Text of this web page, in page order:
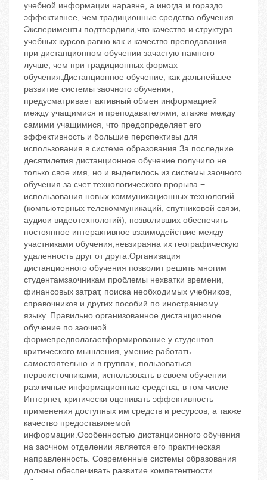
учебной информации наравне, а иногда и гораздо
эффективнее, чем традиционные средства обучения.
Эксперименты подтвердили,что качество и структура
учебных курсов равно как и качество преподавания
при дистанционном обучении зачастую намного
лучше, чем при традиционных формах
обучения.Дистанционное обучение, как дальнейшее
развитие системы заочного обучения,
предусматривает активный обмен информацией
между учащимися и преподавателями, атакже между
самими учащимися, что предопределяет его
эффективность и большие перспективы для
использования в системе образования.За последние
десятилетия дистанционное обучение получило не
только свое имя, но и выделилось из системы заочного
обучения за счет технологического прорыва −
использования новых коммуникационных технологий
(компьютерных телекоммуникаций, спутниковой связи,
аудиои видеотехнологий), позволивших обеспечить
постоянное интерактивное взаимодействие между
участниками обучения,невзираяна их географическую
удаленность друг от друга.Организация
дистанционного обучения позволит решить многим
студентамзаочникам проблемы нехватки времени,
финансовых затрат, поиска необходимых учебников,
справочников и других пособий по иностранному
языку. Правильно организованное дистанционное
обучение по заочной
формепредполагаетформирование у студентов
критического мышления, умение работать
самостоятельно и в группах, пользоваться
первоисточниками, использовать в своем обучении
различные информационные средства, в том числе
Интернет, критически оценивать эффективность
применения доступных им средств и ресурсов, а также
качество предоставляемой
информации.Особенностью дистанционного обучения
на заочном отделении является его практическая
направленность. Современные системы образования
должны обеспечивать развитие компетентности